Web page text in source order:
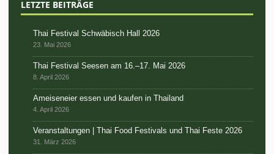
LETZTE BEITRÄGE
Thai Festival Schwäbisch Hall 2026
23. Mai 2026
Thai Festival Seesen am 16.–17. Mai 2026
8. April 2026
Ameiseneier essen und kaufen in Thailand
4. April 2026
Veranstaltungen | Thai Food Festivals und Thai Feste 2026
31. März 2026